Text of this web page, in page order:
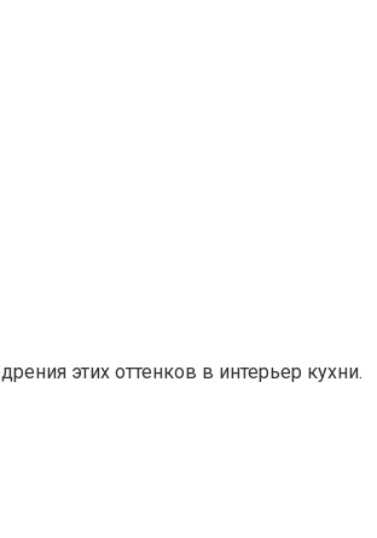
этих оттенков в интерьер кухни.